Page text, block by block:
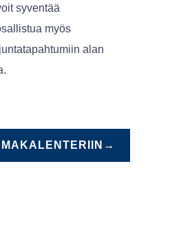
syventää
myös
alan